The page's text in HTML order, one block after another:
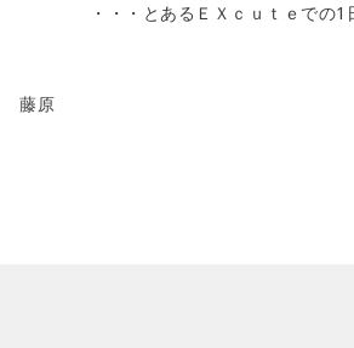
・・・とあるＥＸｃｕｔｅでの1
藤原